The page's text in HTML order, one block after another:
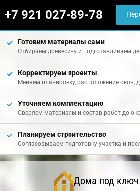
+7 921 027-89-78
Готовим материалы сами
Отбираем древесину и подготавливаем
Корректируем проекты
Меняем планировку, расположение окон,
Уточняем комплектацию
Сверяем материалы и состав работ до
Планируем строительство
Согласовываем подготовку участка и
Дома под ключ